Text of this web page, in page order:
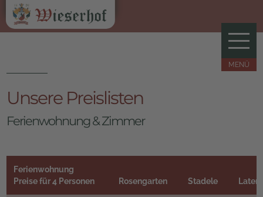
Unsere Preislisten
Ferienwohnung & Zimmer
Ferienwohnung
Preise für 4 Personen
Rosengarten Stadele